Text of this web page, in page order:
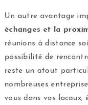
Un autre avantage
échanges et la
réunions à distance
possibilité de
reste un atout
nombreuses
vous dans vos locaux,